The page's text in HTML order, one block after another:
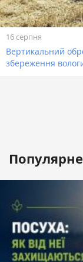
16 серпня
Вертикальний
збереження
Популярне